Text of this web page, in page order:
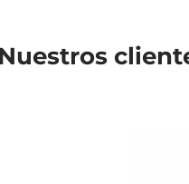
Nuestros